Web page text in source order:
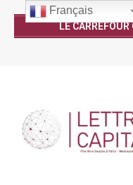
LE CARREFOUR
Français